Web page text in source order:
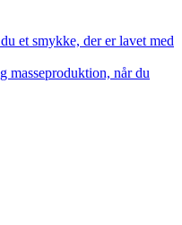
et smykke, der er lavet med
masseproduktion, når du